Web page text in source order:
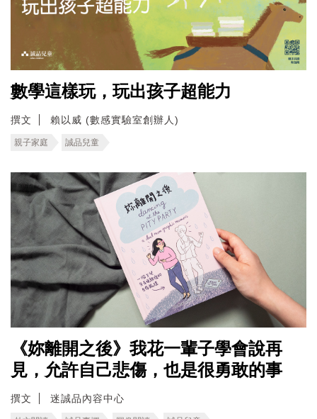
數學這樣玩，玩出孩子超能力
撰文 賴以威 (數感實驗室創辦人)
親子家庭 誠品兒童
《妳離開之後》我花一輩子學會說再
見，允許自己悲傷，也是很勇敢的事
撰文 迷誠品內容中心